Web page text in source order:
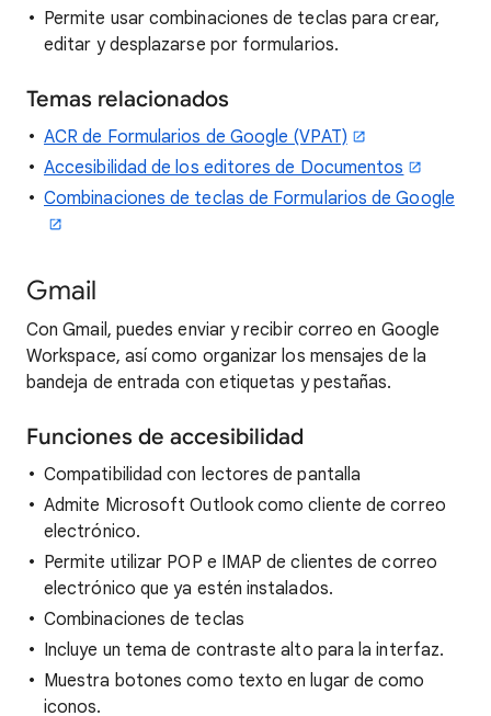
Permite usar combinaciones de teclas para crear,
editar y desplazarse por formularios.
Temas relacionados
ACR de Formularios de Google (VPAT)
Accesibilidad de los editores de Documentos
Combinaciones de teclas de Formularios de Google
Gmail
Con Gmail, puedes enviar y recibir correo en Google
Workspace, así como organizar los mensajes de la
bandeja de entrada con etiquetas y pestañas.
Funciones de accesibilidad
Compatibilidad con lectores de pantalla
Admite Microsoft Outlook como cliente de correo
electrónico.
Permite utilizar POP e IMAP de clientes de correo
electrónico que ya estén instalados.
Combinaciones de teclas
Incluye un tema de contraste alto para la interfaz.
Muestra botones como texto en lugar de como
iconos.